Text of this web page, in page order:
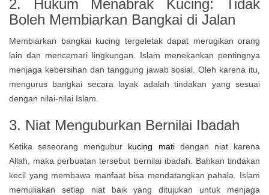
2. Hukum Menabrak Kucing: Tidak
Boleh Membiarkan Bangkai di Jalan
Membiarkan bangkai kucing tergeletak dapat merugikan orang
lain dan mencemari lingkungan. Islam menekankan pentingnya
menjaga kebersihan dan tanggung jawab sosial. Oleh karena itu,
mengurus bangkai secara layak adalah tindakan yang sesuai
dengan nilai-nilai Islam.
3. Niat Menguburkan Bernilai Ibadah
Ketika seseorang mengubur kucing matidengan niat karena
Allah, maka perbuatan tersebut bernilai ibadah. Bahkan tindakan
kecil yang membawa manfaat bisa mendatangkan pahala. Islam
memuliakan setiap niat baik yang ditujukan untuk menjaga